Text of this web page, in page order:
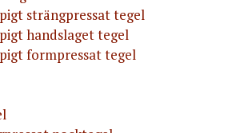
strängpressat tegel
handslaget tegel
formpressat tegel